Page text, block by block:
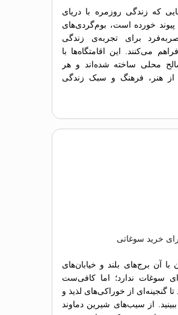
که زندگی روزمره با دریای
خورده است، بوم‌گردی‌های
برای تجربه‌ی زندگی
می‌کنند. این اقامتگاه‌ها با
محلی ساخته شده‌اند و هر
از هنر، فرهنگ و سبک زندگی
خرید سوغاتی
با آن برج‌های بلند و خیابان‌های
سوغات ندارد؛ اما کافی‌ست
گنجینه‌ای از خوراکی‌های لذیذ و
از سیب‌های شیرین دماوند